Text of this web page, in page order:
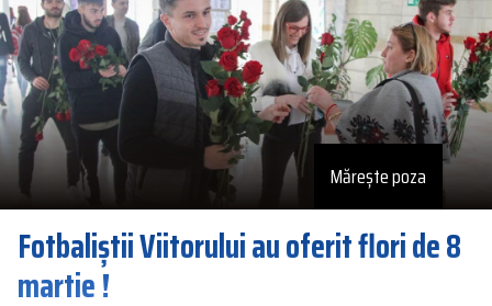
Mărește poza
Fotbaliştii Viitorului au oferit flori de 8
martie !